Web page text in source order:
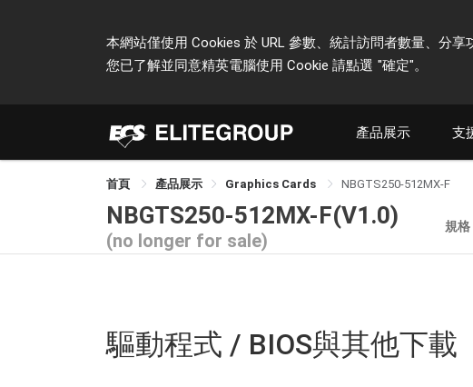
本網站僅使用 Cookies 於 URL 參數、統計訪問者數量、分
您已了解並同意精英電腦使用 Cookie 請點選 "確定"。
產品展示 支
首頁 產品展示 Graphics Cards NBGTS250-512MX-F
NBGTS250-512MX-F(V1.0)
(no longer for sale)
規格
驅動程式 / BIOS與其他下載